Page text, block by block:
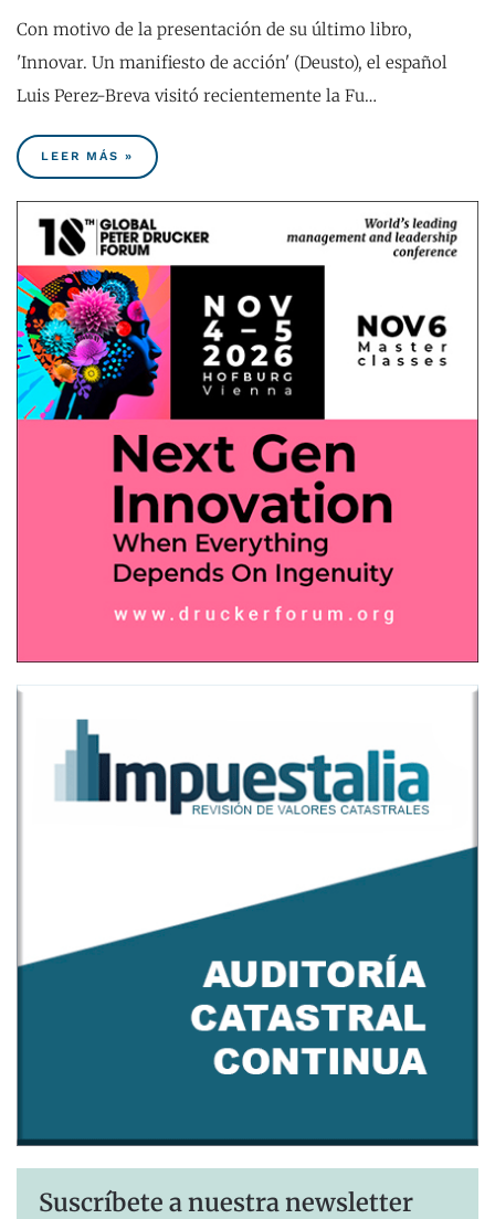
Con motivo de la presentación de su último libro,
'Innovar. Un manifiesto de acción' (Deusto), el español
Luis Perez-Breva visitó recientemente la Fu…
LEER MÁS »
Suscríbete a nuestra newsletter